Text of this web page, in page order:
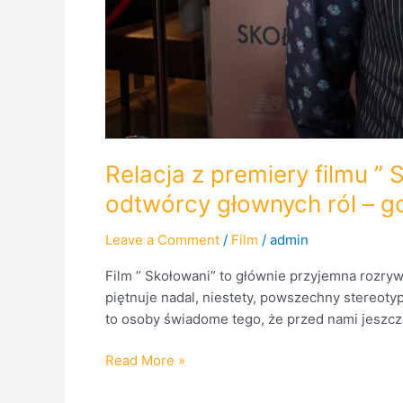
Relacja z premiery filmu ”
odtwórcy głownych ról –
Leave a Comment / Film / admin
Film ” Skołowani” to głównie przyjemna
piętnuje nadal, niestety, powszechny
to osoby świadome tego, że przed nami
RadioPraga.pl
Read More »